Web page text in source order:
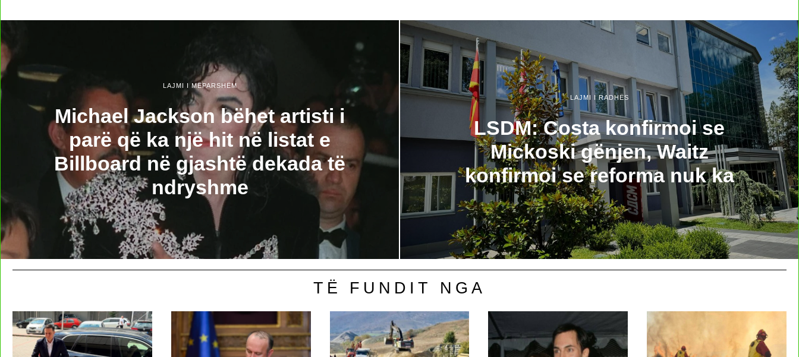
LAJMI I MËPARSHËM
Michael Jackson bëhet artisti i
parë që ka një hit në listat e
Billboard në gjashtë dekada të
ndryshme
LAJMI I RADHËS
LSDM: Costa konfirmoi se
Mickoski gënjen, Waitz
konfirmoi se reforma nuk ka
TË FUNDIT NGA